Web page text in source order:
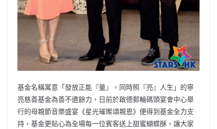
基金名稱寓意「發放正能『量』，同時照『亮』人生」的寧
亮慈善基金為善不遺餘力，日前於啟德郵輪碼頭宴會中心舉
行的母親節音樂盛宴《星光璀璨頌親恩》便得到基金全力支
持，基金更貼心為全場每一位賓客送上甜蜜蝴蝶酥，讓大家